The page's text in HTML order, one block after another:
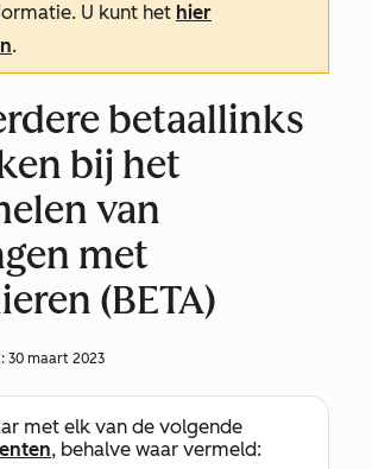
U kunt het hier
.
betaallinks
bij het
van
met
(BETA)
30 maart 2023
met elk van de volgende
, behalve waar vermeld: